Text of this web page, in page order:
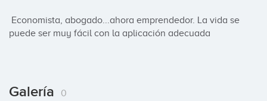
puede ser muy fácil con la aplicación adecuada
Galería 0